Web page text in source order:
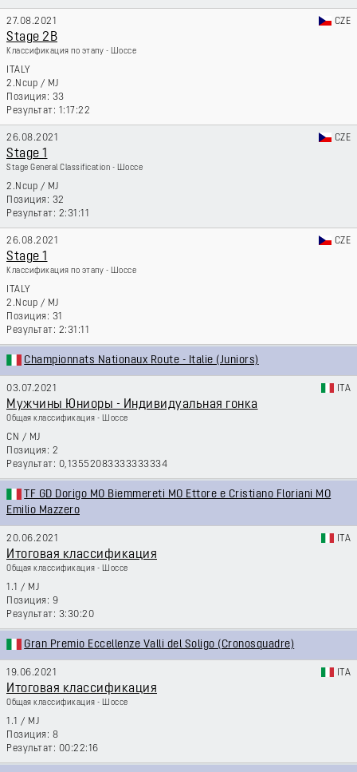
27.08.2021 CZE
Stage 2B
Классификация по этапу - Шоссе
ITALY
2.Ncup / MJ
33
1:17:22
26.08.2021 CZE
Stage 1
Stage General Classification - Шоссе
2.Ncup / MJ
32
2:31:11
26.08.2021 CZE
Stage 1
Классификация по этапу - Шоссе
ITALY
2.Ncup / MJ
31
2:31:11
Championnats Nationaux Route - Italie (Juniors)
03.07.2021 ITA
Мужчины Юниоры - Индивидуальная гонка
Общая классификация - Шоссе
CN / MJ
2
0,13552083333333334
TF GD Dorigo MO Biemmereti MO Ettore e Cristiano Floriani MO
Emilio Mazzero
20.06.2021 ITA
Итоговая классификация
Общая классификация - Шоссе
1.1 / MJ
9
3:30:20
Gran Premio Eccellenze Valli del Soligo (Cronosquadre)
19.06.2021 ITA
Итоговая классификация
Общая классификация - Шоссе
1.1 / MJ
8
00:22:16